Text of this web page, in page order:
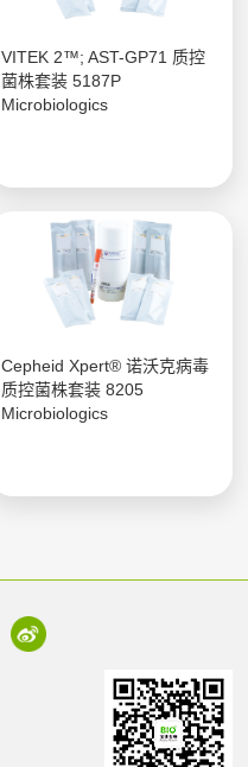
VITEK 2™; AST-GP71 质控
菌株套装 5187P
Microbiologics
Cepheid Xpert® 诺沃克病毒
质控菌株套装 8205
Microbiologics